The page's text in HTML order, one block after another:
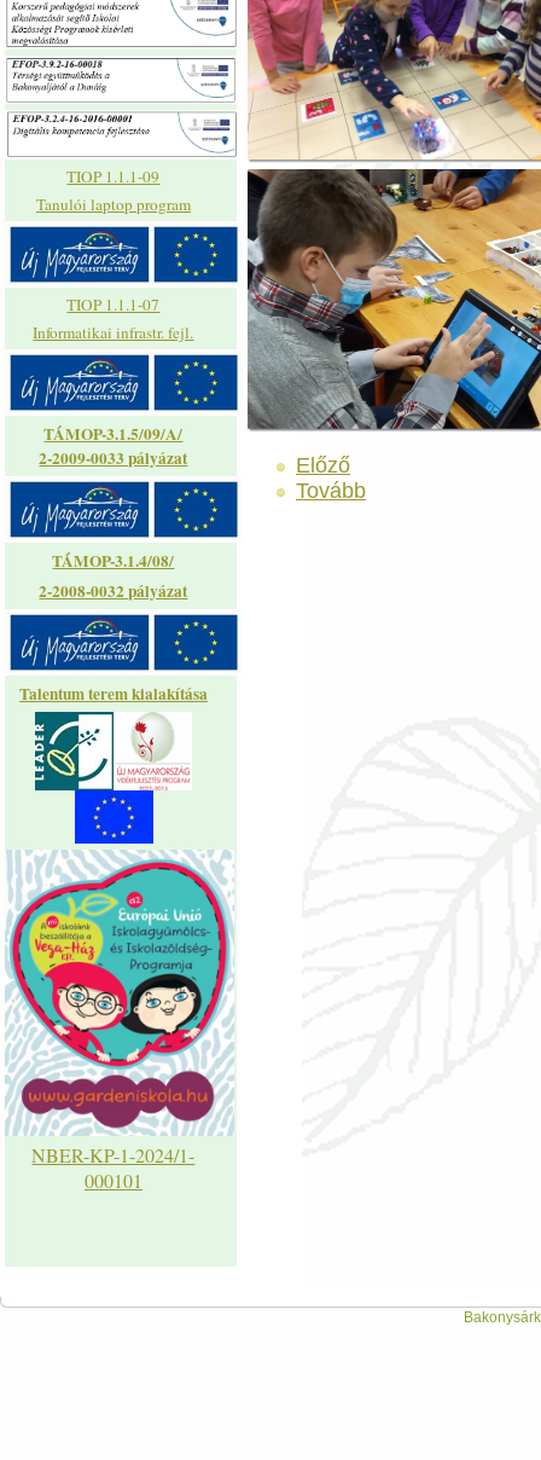
TIOP 1.1.1-09
Tanulói laptop program
TIOP 1.1.1-07
Informatikai infrastr. fejl.
TÁMOP-3.1.5/09/A/
2-2009-0033 pályázat
TÁMOP-3.1.4/08/
2-2008-0032 pályázat
Talentum terem kialakítása
NBER-KP-1-2024/1-
000101
Előző
Tovább